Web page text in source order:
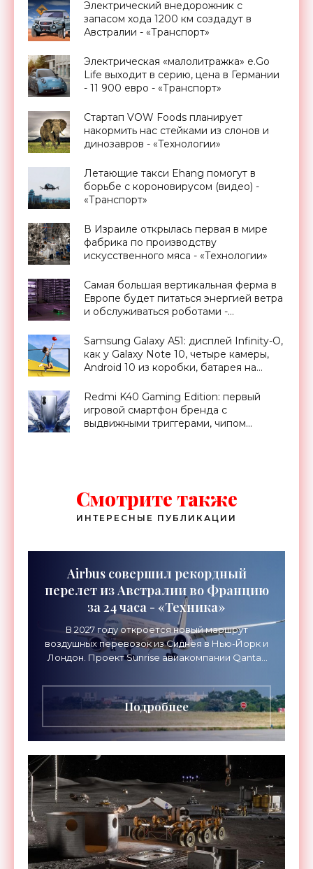
Электрический внедорожник с
запасом хода 1200 км создадут в
Австралии - «Транспорт»
Электрическая «малолитражка» e.Go
Life выходит в серию, цена в Германии
- 11 900 евро - «Транспорт»
Стартап VOW Foods планирует
накормить нас стейками из слонов и
динозавров - «Технологии»
Летающие такси Ehang помогут в
борьбе с короновирусом (видео) -
«Транспорт»
В Израиле открылась первая в мире
фабрика по производству
искусственного мяса - «Технологии»
Самая большая вертикальная ферма в
Европе будет питаться энергией ветра
и обслуживаться роботами -
Samsung Galaxy A51: дисплей Infinity-O,
как у Galaxy Note 10, четыре камеры,
Android 10 из коробки, батарея на
«Смартфоны»
Redmi K40 Gaming Edition: первый
игровой смартфон бренда с
выдвижными триггерами, чипом
Смотрите также
ИНТЕРЕСНЫЕ ПУБЛИКАЦИИ
Airbus совершил рекордный
перелет из Австралии во Францию
за 24 часа - «Техника»
В 2027 году откроется новый маршрут
воздушных перевозок из Сиднея в Нью-Йорк и
Лондон. Проект Sunrise авиакомпании Qantas
длительностью до 24
Подробнее